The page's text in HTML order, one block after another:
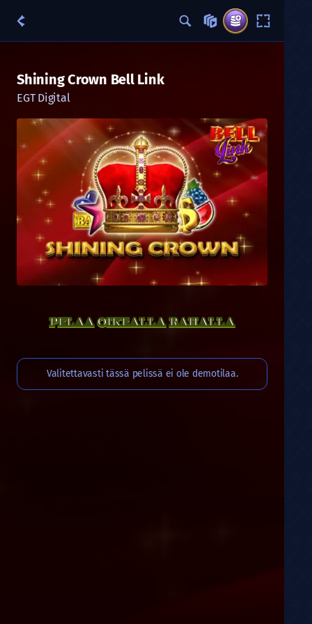
Shining Crown Bell Link
EGT Digital
PELAA OIKEALLA RAHALLA
Valitettavasti tässä pelissä ei ole demotilaa.